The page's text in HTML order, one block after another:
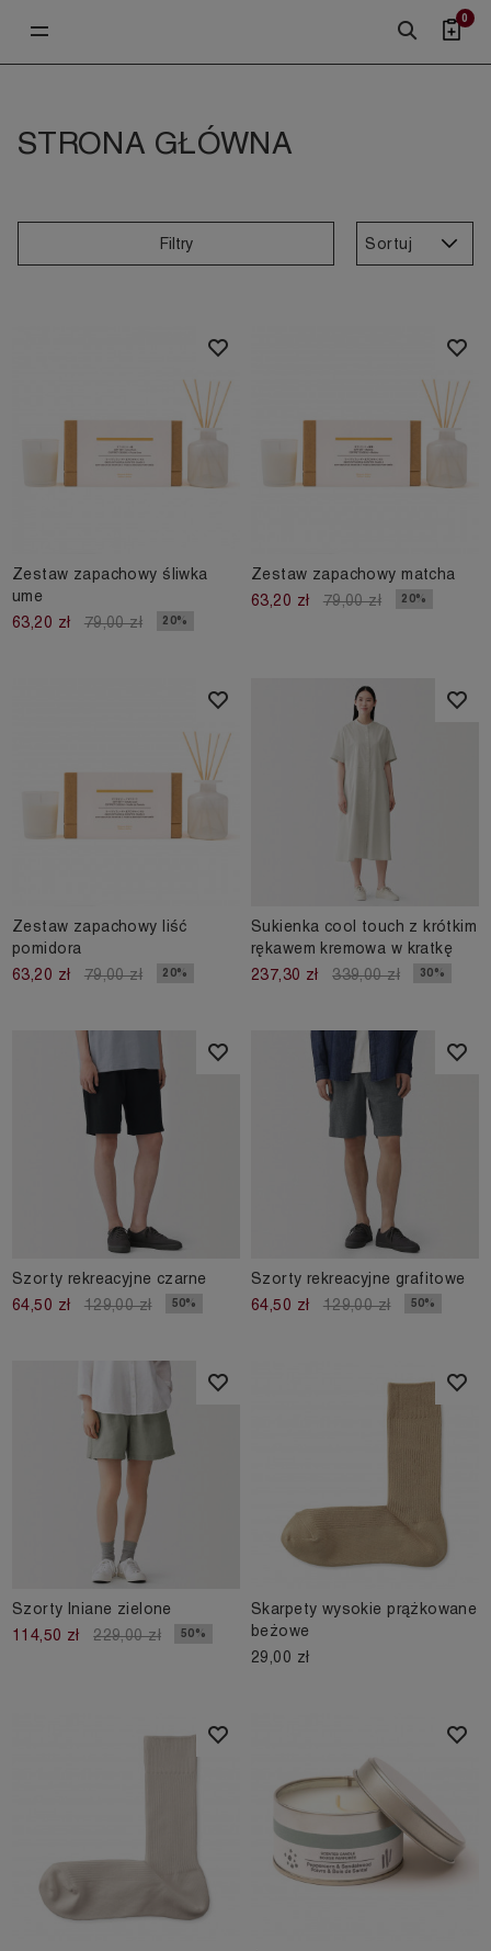
0
STRONA GŁÓWNA
Filtry Sortuj
Zestaw zapachowy śliwka
ume
63,20 zł
79,00 zł 20%
Zestaw zapachowy matcha
63,20 zł
79,00 zł 20%
Zestaw zapachowy liść
pomidora
63,20 zł
79,00 zł 20%
Sukienka cool touch z krótkim
rękawem kremowa w kratkę
237,30 zł
339,00 zł 30%
Szorty rekreacyjne czarne
64,50 zł
129,00 zł 50%
Szorty rekreacyjne grafitowe
64,50 zł
129,00 zł 50%
Szorty lniane zielone
114,50 zł
229,00 zł 50%
Skarpety wysokie prążkowane
beżowe
29,00 zł